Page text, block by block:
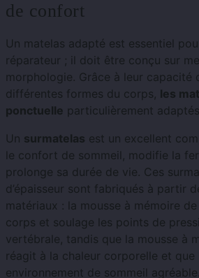
de confort
Un matelas adapté est essentiel
réparateur ; il doit être conçu sur
morphologie. Grâce à leur capacité
différentes formes du corps, les
ponctuelle particulièrement
Un surmatelas est un excellent
le confort de sommeil, modifie la
prolonge sa durée de vie. Ces
d’épaisseur sont fabriqués à partir
matériaux : la mousse à mémoire
corps et soulage les points de
vertébrale, tandis que la mousse à
réagit à la chaleur corporelle et que
environnement de sommeil agréable.